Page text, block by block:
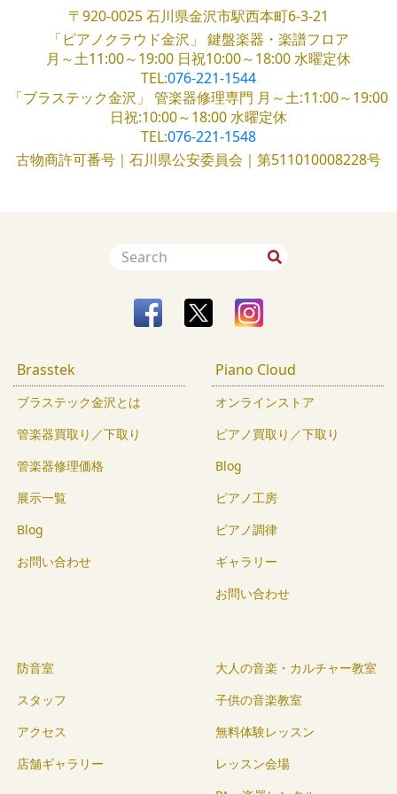
〒920-0025石川県金沢市駅西本町6-3-21
「ピアノクラウド金沢」 鍵盤楽器・楽譜フロア
月～土11:00～19:00 日祝10:00～18:00水曜定休
TEL:076-221-1544
「ブラステック金沢」 管楽器修理専門 月～土:11:00～19:00
日祝:10:00～18:00水曜定休
TEL:076-221-1548
古物商許可番号｜石川県公安委員会｜第511010008228号
Brasstek
ブラステック金沢とは
管楽器買取り／下取り
管楽器修理価格
展示一覧
Blog
お問い合わせ
Piano Cloud
オンラインストア
ピアノ買取り／下取り
Blog
ピアノ工房
ピアノ調律
ギャラリー
お問い合わせ
防音室
スタッフ
アクセス
店舗ギャラリー
大人の音楽・カルチャー教室
子供の音楽教室
無料体験レッスン
レッスン会場